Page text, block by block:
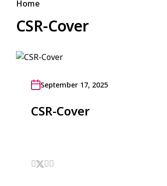
Home
CSR-Cover
September 17, 2025
CSR-Cover